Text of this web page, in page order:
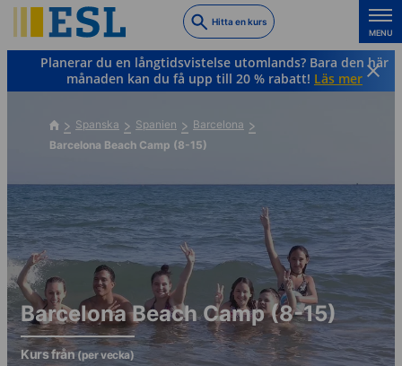
to
main
content
Hitta en kurs
MENU
Planerar du en långtidsvistelse utomlands? Bara den här
månaden kan du få upp till 20 % rabatt! Läs mer
Spanska Spanien
Barcelona
Barcelona Beach Camp (8-15)
Barcelona Beach Camp (8-15)
Kurs från(per vecka)